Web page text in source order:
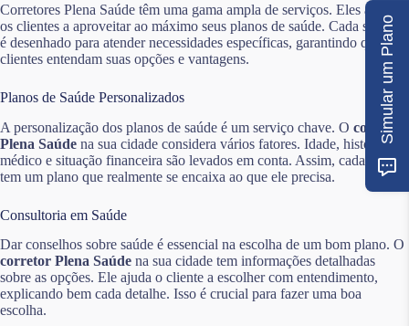
Corretores Plena Saúde têm uma gama ampla de serviços. Eles ajudam
os clientes a aproveitar ao máximo seus planos de saúde. Cada serviço
é desenhado para atender necessidades específicas, garantindo que os
clientes entendam suas opções e vantagens.
Planos de Saúde Personalizados
A personalização dos planos de saúde é um serviço chave. O corretor
Plena Saúde na sua cidade considera vários fatores. Idade, histórico
médico e situação financeira são levados em conta. Assim, cada cliente
tem um plano que realmente se encaixa ao que ele precisa.
Consultoria em Saúde
Dar conselhos sobre saúde é essencial na escolha de um bom plano. O
corretor Plena Saúde na sua cidade tem informações detalhadas
sobre as opções. Ele ajuda o cliente a escolher com entendimento,
explicando bem cada detalhe. Isso é crucial para fazer uma boa
escolha.
Simular um Plano